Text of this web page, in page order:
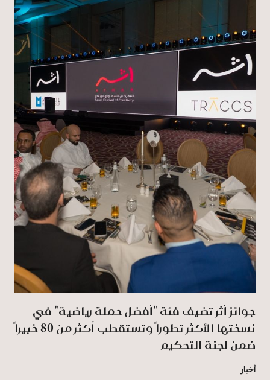
جوائز أثر تضيف فئة "أفضل حملة رياضية" في
نسختها الأكثر تطوراً وتستقطب أكثر من 80 خبيراً
ضمن لجنة التحكيم
أخبار